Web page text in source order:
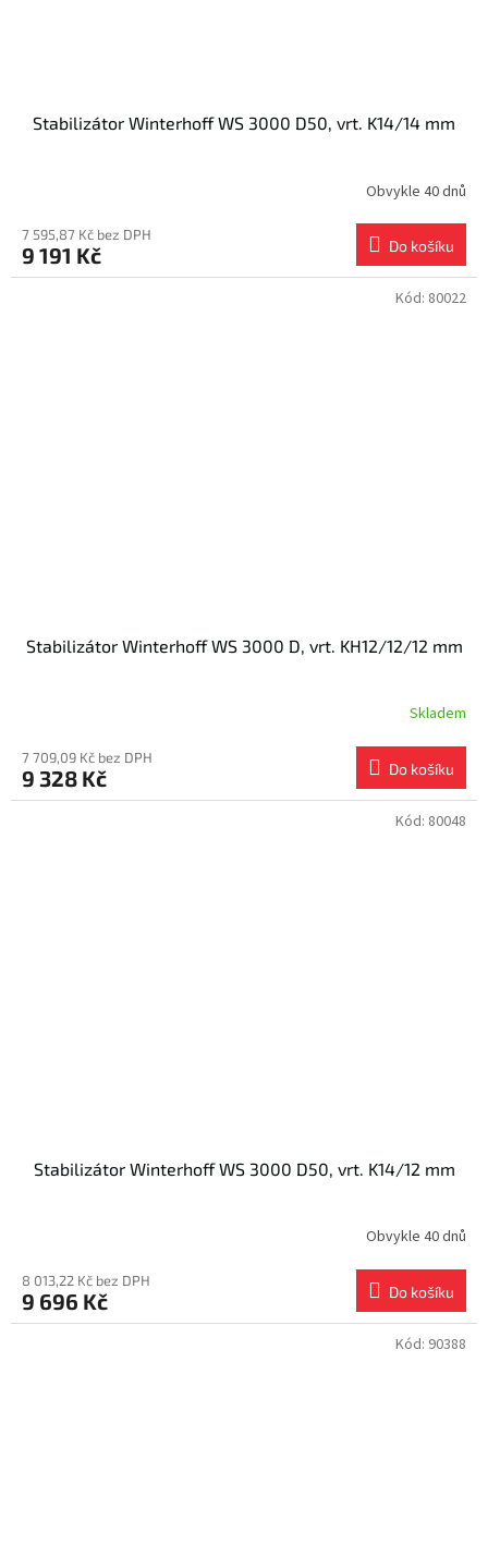
Stabilizátor Winterhoff WS 3000 D50, vrt. K14/14 mm
Obvykle 40 dnů
7 595,87 Kč bez DPH
9 191 Kč Do košíku
Stabilizátor Winterhoff WS 3000 D, vrt. KH12/12/12 mm
Skladem
7 709,09 Kč bez DPH
9 328 Kč Do košíku
Kód: 80022
Stabilizátor Winterhoff WS 3000 D50, vrt. K14/12 mm
Obvykle 40 dnů
8 013,22 Kč bez DPH
9 696 Kč Do košíku
Kód: 80048
Kód: 90388